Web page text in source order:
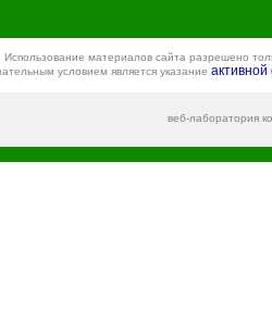
Использование материалов сайта разрешено
условием является указание активной
веб-лаборатория